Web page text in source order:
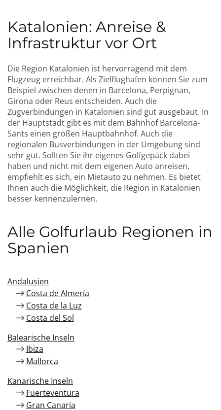
Katalonien: Anreise &
Infrastruktur vor Ort
Die Region Katalonien ist hervorragend mit dem
Flugzeug erreichbar. Als Zielflughafen können Sie zum
Beispiel zwischen denen in Barcelona, Perpignan,
Girona oder Reus entscheiden. Auch die
Zugverbindungen in Katalonien sind gut ausgebaut. In
der Hauptstadt gibt es mit dem Bahnhof Barcelona-
Sants einen großen Hauptbahnhof. Auch die
regionalen Busverbindungen in der Umgebung sind
sehr gut. Sollten Sie ihr eigenes Golfgepäck dabei
haben und nicht mit dem eigenen Auto anreisen,
empfiehlt es sich, ein Mietauto zu nehmen. Es bietet
Ihnen auch die Möglichkeit, die Region in Katalonien
besser kennenzulernen.
Alle Golfurlaub Regionen in
Spanien
Andalusien
Costa de Almería
Costa de la Luz
Costa del Sol
Balearische Inseln
Ibiza
Mallorca
Kanarische Inseln
Fuerteventura
Gran Canaria